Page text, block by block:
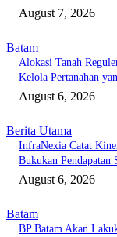
August 7, 2026
Batam
Alokasi Tanah
Kelola Pertanahan
August 6, 2026
Berita Utama
InfraNexia Catat
Bukukan
August 6, 2026
Batam
BP Batam Akan